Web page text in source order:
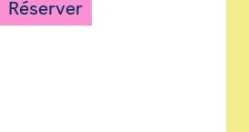
Réserver